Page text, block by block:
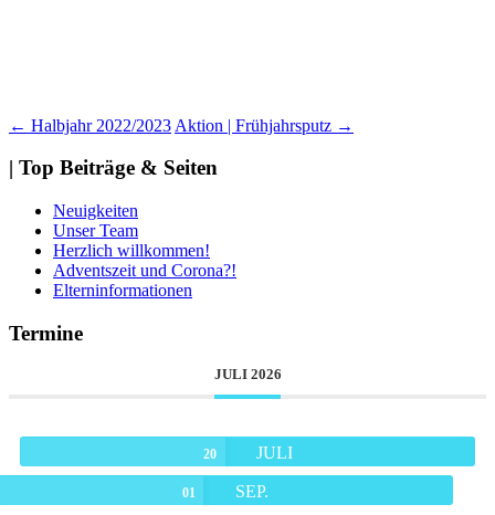
Beitragsnavigation
← Halbjahr 2022/2023 Aktion | Frühjahrsputz →
| Top Beiträge & Seiten
Neuigkeiten
Unser Team
Herzlich willkommen!
Adventszeit und Corona?!
Elterninformationen
Termine
JULI 2026
20 JULI
01 SEP.